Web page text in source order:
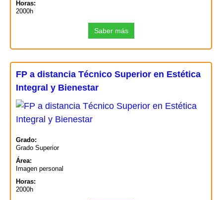
Horas:
2000h
Saber más
FP a distancia Técnico Superior en Estética
Integral y Bienestar
Grado:
Grado Superior
Área:
Imagen personal
Horas:
2000h